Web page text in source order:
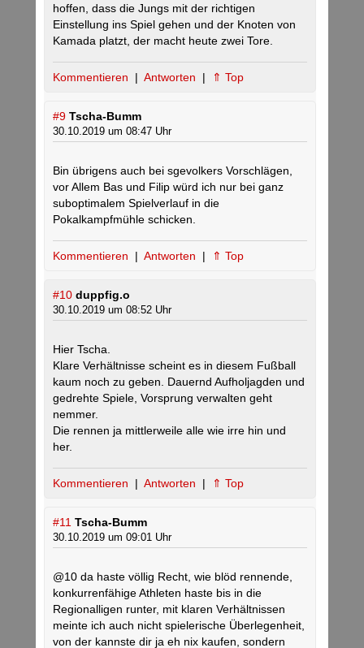
hoffen, dass die Jungs mit der richtigen
Einstellung ins Spiel gehen und der Knoten von
Kamada platzt, der macht heute zwei Tore.
Kommentieren | Antworten | ⇑ Top
#9 Tscha-Bumm
30.10.2019 um 08:47 Uhr
Bin übrigens auch bei sgevolkers Vorschlägen,
vor Allem Bas und Filip würd ich nur bei ganz
suboptimalem Spielverlauf in die
Pokalkampfmühle schicken.
Kommentieren | Antworten | ⇑ Top
#10 duppfig.o
30.10.2019 um 08:52 Uhr
Hier Tscha.
Klare Verhältnisse scheint es in diesem Fußball
kaum noch zu geben. Dauernd Aufholjagden und
gedrehte Spiele, Vorsprung verwalten geht
nemmer.
Die rennen ja mittlerweile alle wie irre hin und
her.
Kommentieren | Antworten | ⇑ Top
#11 Tscha-Bumm
30.10.2019 um 09:01 Uhr
@10 da haste völlig Recht, wie blöd rennende,
konkurrenfähige Athleten haste bis in die
Regionalligen runter, mit klaren Verhältnissen
meinte ich auch nicht spielerische Überlegenheit,
von der kannste dir ja eh nix kaufen, sondern